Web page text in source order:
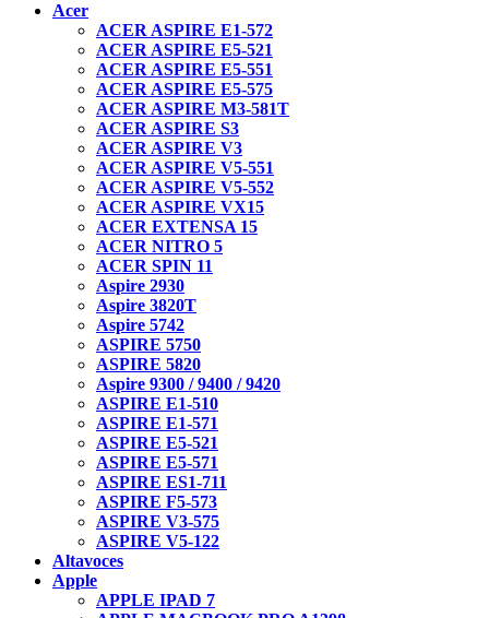
Acer
ACER ASPIRE E1-572
ACER ASPIRE E5-521
ACER ASPIRE E5-551
ACER ASPIRE E5-575
ACER ASPIRE M3-581T
ACER ASPIRE S3
ACER ASPIRE V3
ACER ASPIRE V5-551
ACER ASPIRE V5-552
ACER ASPIRE VX15
ACER EXTENSA 15
ACER NITRO 5
ACER SPIN 11
Aspire 2930
Aspire 3820T
Aspire 5742
ASPIRE 5750
ASPIRE 5820
Aspire 9300 / 9400 / 9420
ASPIRE E1-510
ASPIRE E1-571
ASPIRE E5-521
ASPIRE E5-571
ASPIRE ES1-711
ASPIRE F5-573
ASPIRE V3-575
ASPIRE V5-122
Altavoces
Apple
APPLE IPAD 7